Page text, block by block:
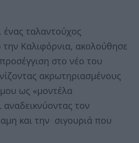
ταλαντούχος
Καλιφόρνια, ακολούθησε
στο νέο του
ακρωτηριασμένους
ως «μοντέλα
αναδεικνύοντας τον
και την σιγουριά που